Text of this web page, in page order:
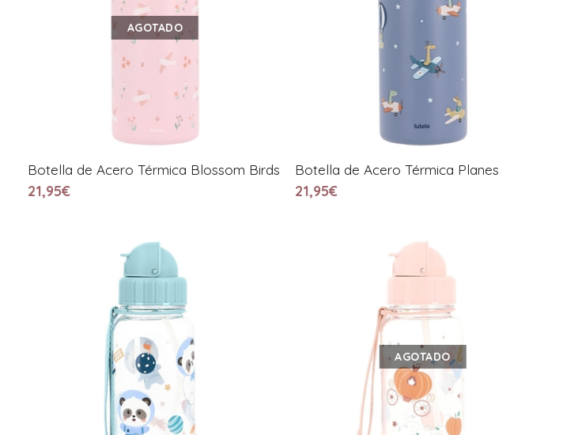
AGOTADO
Botella de Acero Térmica Blossom Birds
21,95€
Botella de Acero Térmica Planes
21,95€
AGOTADO